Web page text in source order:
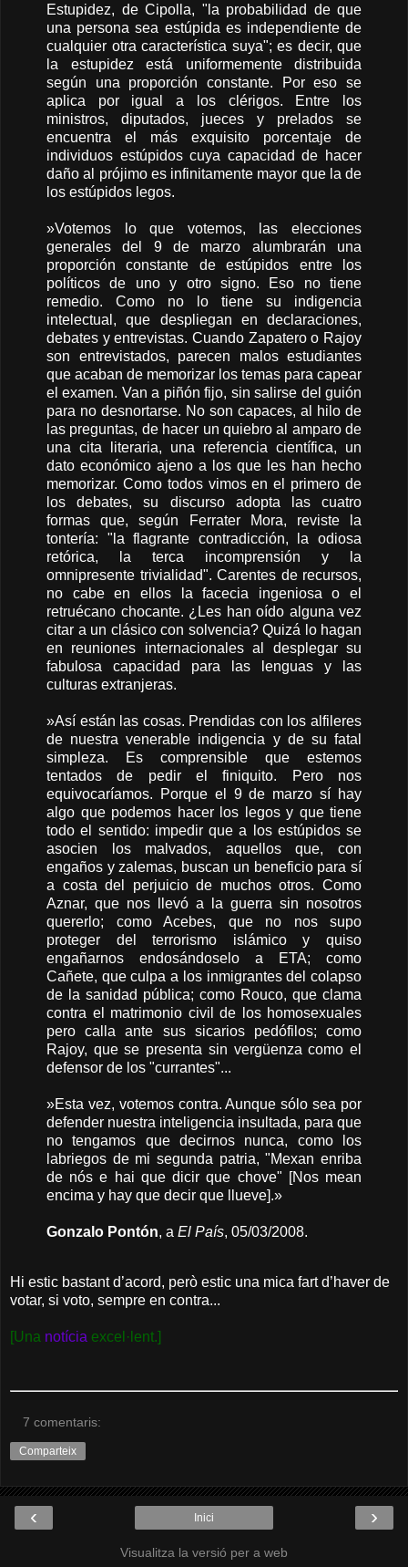
Estupidez, de Cipolla, "la probabilidad de que
una persona sea estúpida es independiente de
cualquier otra característica suya"; es decir, que
la estupidez está uniformemente distribuida
según una proporción constante. Por eso se
aplica por igual a los clérigos. Entre los
ministros, diputados, jueces y prelados se
encuentra el más exquisito porcentaje de
individuos estúpidos cuya capacidad de hacer
daño al prójimo es infinitamente mayor que la de
los estúpidos legos.
»Votemos lo que votemos, las elecciones
generales del 9 de marzo alumbrarán una
proporción constante de estúpidos entre los
políticos de uno y otro signo. Eso no tiene
remedio. Como no lo tiene su indigencia
intelectual, que despliegan en declaraciones,
debates y entrevistas. Cuando Zapatero o Rajoy
son entrevistados, parecen malos estudiantes
que acaban de memorizar los temas para capear
el examen. Van a piñón fijo, sin salirse del guión
para no desnortarse. No son capaces, al hilo de
las preguntas, de hacer un quiebro al amparo de
una cita literaria, una referencia científica, un
dato económico ajeno a los que les han hecho
memorizar. Como todos vimos en el primero de
los debates, su discurso adopta las cuatro
formas que, según Ferrater Mora, reviste la
tontería: "la flagrante contradicción, la odiosa
retórica, la terca incomprensión y la
omnipresente trivialidad". Carentes de recursos,
no cabe en ellos la facecia ingeniosa o el
retruécano chocante. ¿Les han oído alguna vez
citar a un clásico con solvencia? Quizá lo hagan
en reuniones internacionales al desplegar su
fabulosa capacidad para las lenguas y las
culturas extranjeras.
»Así están las cosas. Prendidas con los alfileres
de nuestra venerable indigencia y de su fatal
simpleza. Es comprensible que estemos
tentados de pedir el finiquito. Pero nos
equivocaríamos. Porque el 9 de marzo sí hay
algo que podemos hacer los legos y que tiene
todo el sentido: impedir que a los estúpidos se
asocien los malvados, aquellos que, con
engaños y zalemas, buscan un beneficio para sí
a costa del perjuicio de muchos otros. Como
Aznar, que nos llevó a la guerra sin nosotros
quererlo; como Acebes, que no nos supo
proteger del terrorismo islámico y quiso
engañarnos endosándoselo a ETA; como
Cañete, que culpa a los inmigrantes del colapso
de la sanidad pública; como Rouco, que clama
contra el matrimonio civil de los homosexuales
pero calla ante sus sicarios pedófilos; como
Rajoy, que se presenta sin vergüenza como el
defensor de los "currantes"...
»Esta vez, votemos contra. Aunque sólo sea por
defender nuestra inteligencia insultada, para que
no tengamos que decirnos nunca, como los
labriegos de mi segunda patria, "Mexan enriba
de nós e hai que dicir que chove" [Nos mean
encima y hay que decir que llueve].»
Gonzalo Pontón, a El País, 05/03/2008.
Hi estic bastant d’acord, però estic una mica fart d’haver de
votar, si voto, sempre en contra...
[Una notícia excel·lent.]
7 comentaris:
Comparteix
‹ ›
Inici
Visualitza la versió per a web